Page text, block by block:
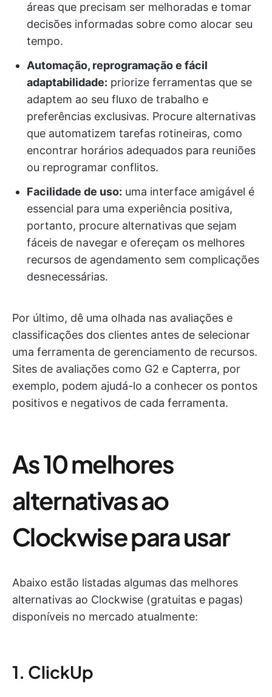
áreas que precisam ser melhoradas e tomar
decisões informadas sobre como alocar seu
tempo.
Automação, reprogramação e fácil
adaptabilidade: priorize ferramentas que se
adaptem ao seu fluxo de trabalho e
preferências exclusivas. Procure alternativas
que automatizem tarefas rotineiras, como
encontrar horários adequados para reuniões
ou reprogramar conflitos.
Facilidade de uso: uma interface amigável é
essencial para uma experiência positiva,
portanto, procure alternativas que sejam
fáceis de navegar e ofereçam os melhores
recursos de agendamento sem complicações
desnecessárias.
Por último, dê uma olhada nas avaliações e
classificações dos clientes antes de selecionar
uma ferramenta de gerenciamento de recursos.
Sites de avaliações como G2 e Capterra, por
exemplo, podem ajudá-lo a conhecer os pontos
positivos e negativos de cada ferramenta.
As 10 melhores
alternativas ao
Clockwise para usar
Abaixo estão listadas algumas das melhores
alternativas ao Clockwise (gratuitas e pagas)
disponíveis no mercado atualmente:
1. ClickUp